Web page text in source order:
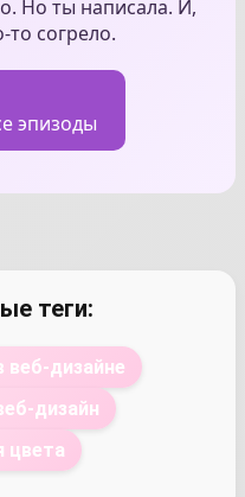
Но ты написала. И,
то согрело.
эпизоды
теги:
веб-дизайне
дизайн
цвета